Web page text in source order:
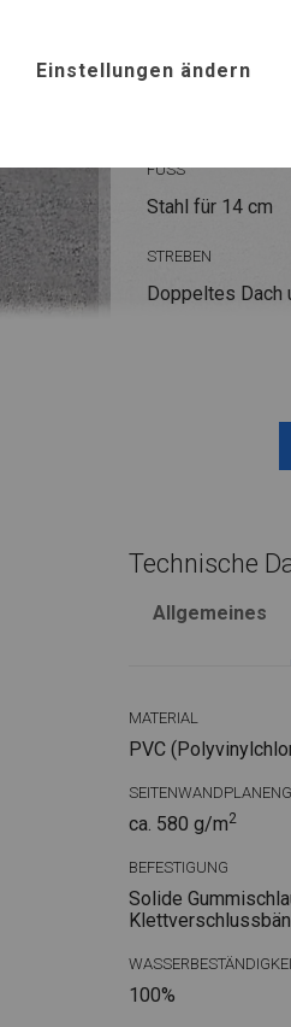
ROHRE
FUSS
Stahl für 14 cm
STREBEN
Doppeltes Dach
Technische
Allgemeines
MATERIAL
PVC
ca. 580 g/m2
BEFESTIGUNG
Solide
100%
Einstellungen ändern